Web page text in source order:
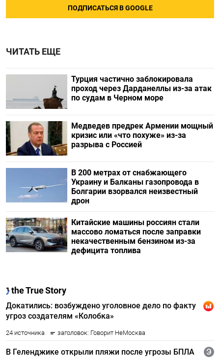
ПОДПИСАТЬСЯ В GOOGLE
ЧИТАТЬ ЕЩЕ
Турция частично заблокировала
проход через Дарданеллы из-за атак
по судам в Черном море
Медведев предрек Армении мощный
кризис или «что похуже» из-за
разрыва с Россией
В 200 метрах от снабжающего
Украину и Балканы газопровода в
Болгарии взорвался неизвестный
дрон
Китайские машины россиян стали
массово ломаться после заправки
некачественным бензином из-за
дефицита топлива